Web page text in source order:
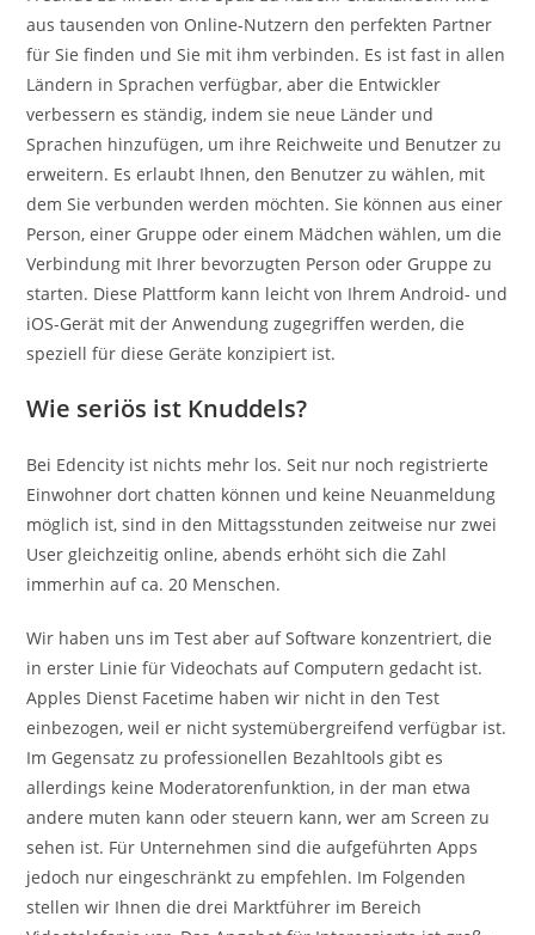
aus tausenden von Online-Nutzern den perfekten Partner
für Sie finden und Sie mit ihm verbinden. Es ist fast in allen
Ländern in Sprachen verfügbar, aber die Entwickler
verbessern es ständig, indem sie neue Länder und
Sprachen hinzufügen, um ihre Reichweite und Benutzer zu
erweitern. Es erlaubt Ihnen, den Benutzer zu wählen, mit
dem Sie verbunden werden möchten. Sie können aus einer
Person, einer Gruppe oder einem Mädchen wählen, um die
Verbindung mit Ihrer bevorzugten Person oder Gruppe zu
starten. Diese Plattform kann leicht von Ihrem Android- und
iOS-Gerät mit der Anwendung zugegriffen werden, die
speziell für diese Geräte konzipiert ist.
Wie seriös ist Knuddels?
Bei Edencity ist nichts mehr los. Seit nur noch registrierte
Einwohner dort chatten können und keine Neuanmeldung
möglich ist, sind in den Mittagsstunden zeitweise nur zwei
User gleichzeitig online, abends erhöht sich die Zahl
immerhin auf ca. 20 Menschen.
Wir haben uns im Test aber auf Software konzentriert, die
in erster Linie für Video­chats auf Computern gedacht ist.
Apples Dienst Facetime haben wir nicht in den Test
einbezogen, weil er nicht system­über­greifend verfügbar ist.
Im Gegensatz zu professionellen Bezahltools gibt es
allerdings keine Moderatorenfunktion, in der man etwa
andere muten kann oder steuern kann, wer am Screen zu
sehen ist. Für Unternehmen sind die aufgeführten Apps
jedoch nur eingeschränkt zu empfehlen. Im Folgenden
stellen wir Ihnen die drei Marktführer im Bereich